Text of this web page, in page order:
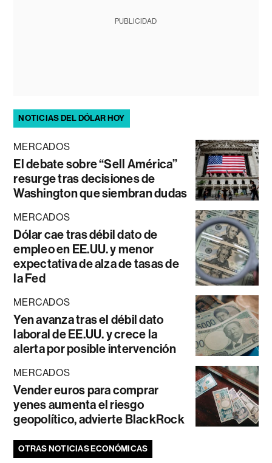
PUBLICIDAD
NOTICIAS DEL DÓLAR HOY
MERCADOS
El debate sobre “Sell América”
resurge tras decisiones de
Washington que siembran dudas
MERCADOS
Dólar cae tras débil dato de
empleo en EE.UU. y menor
expectativa de alza de tasas de
la Fed
MERCADOS
Yen avanza tras el débil dato
laboral de EE.UU. y crece la
alerta por posible intervención
MERCADOS
Vender euros para comprar
yenes aumenta el riesgo
geopolítico, advierte BlackRock
OTRAS NOTICIAS ECONÓMICAS